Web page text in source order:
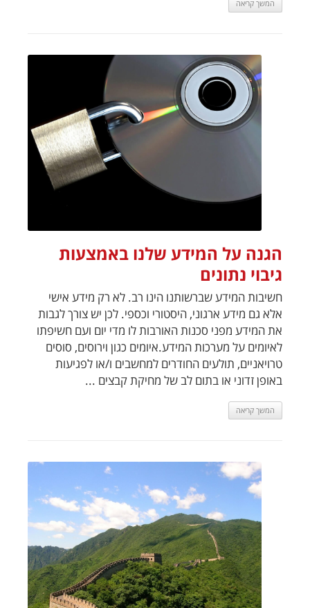
המשך קריאה
הגנה על המידע שלנו באמצעות
גיבוי נתונים
חשיבות המידע שברשותנו הינו רב. לא רק מידע אישי
אלא גם מידע ארגוני, היסטורי וכספי. לכן יש צורך לגבות
את המידע מפני סכנות האורבות לו מדי יום ועם חשיפתו
לאיומים על מערכות המידע.איומים כגון וירוסים, סוסים
טרויאניים, תולעים החודרים למחשבים ו/או לפגיעות
באופן זדוני או בתום לב של מחיקת קבצים ...
המשך קריאה